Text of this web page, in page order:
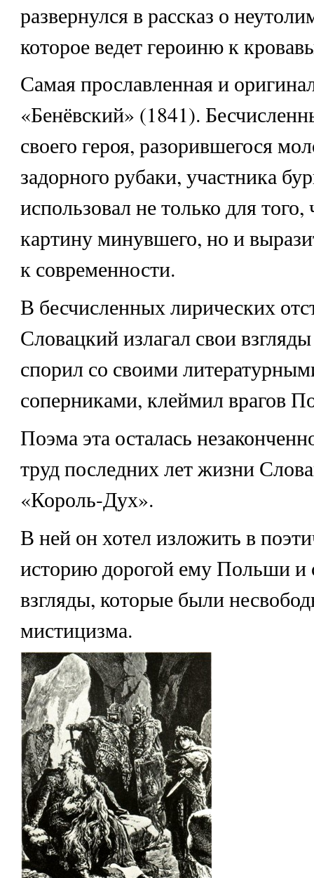
развернулся в рассказ о
которое ведет героиню к
Самая прославленная и
«Бенёвский» (1841).
своего героя, разорившегося
задорного рубаки, участника
использовал не только для того,
картину минувшего, но и
к современности.
В бесчисленных лирических
Словацкий излагал свои
спорил со своими
соперниками, клеймил врагов
Поэма эта осталась
труд последних лет жизни
«Король-Дух».
В ней он хотел изложить в
историю дорогой ему Польши и
взгляды, которые были
мистицизма.